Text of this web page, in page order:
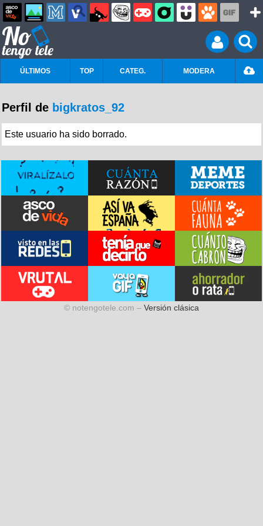
ÚLTIMOS TOP CATEG. MODERA
Perfil de bigkratos_92
Este usuario ha sido borrado.
© notengotele.com – Versión clásica